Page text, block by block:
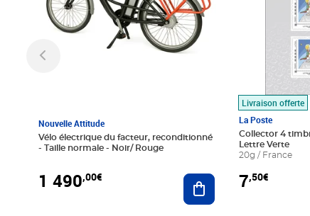
Nouvelle Attitude
Vélo électrique du facteur, reconditionné
- Taille normale - Noir/ Rouge
1 490,00€ Ajouter au panier
Livraison offerte
La Poste
Collector 4
Lettre Verte
20g / France
7,50€